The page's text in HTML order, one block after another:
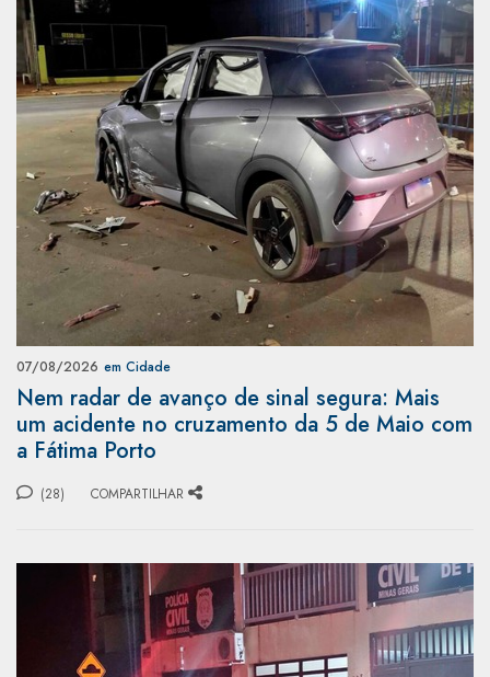
07/08/2026 em Cidade
Nem radar de avanço de sinal segura: Mais
um acidente no cruzamento da 5 de Maio com
a Fátima Porto
(28) COMPARTILHAR